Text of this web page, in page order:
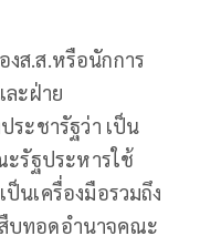
งส.ส.หรือนักการ
ละฝ่าย
ระชารัฐว่า เป็น
ะรัฐประหารใช้
นเครื่องมือรวมถึง
บทอดอำนาจคณะ